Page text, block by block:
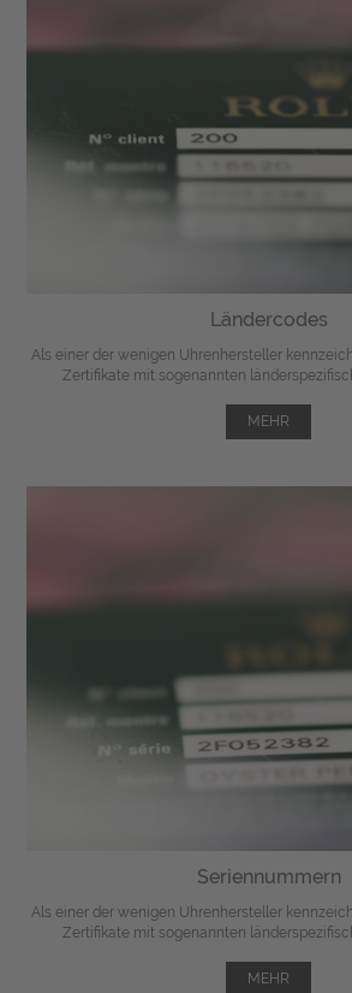
Ländercodes
Als einer der wenigen Uhrenhersteller
Zertifikate mit sogenannten
MEHR
Seriennummern
Als einer der wenigen Uhrenhersteller
Zertifikate mit sogenannten
MEHR